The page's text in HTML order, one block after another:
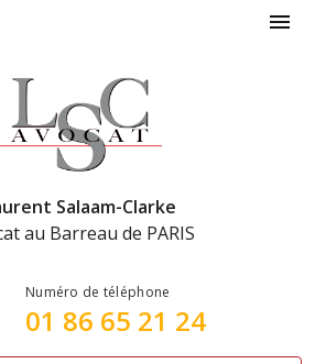
menu
Salaam-Clarke
au Barreau de PARIS
01 86 65 21 24